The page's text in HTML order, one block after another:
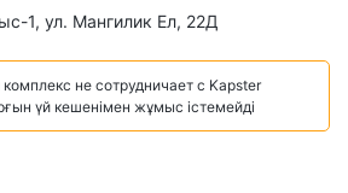
1, ул. Мангилик Ел, 22Д
не сотрудничает с Kapster
үй кешенімен жұмыс істемейді